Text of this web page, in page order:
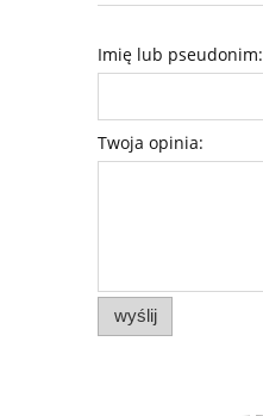
Imię lub pseudonim:
Twoja opinia:
wyślij